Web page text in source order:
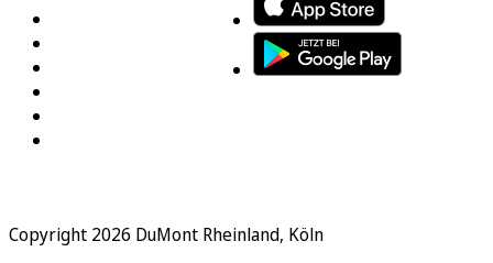
Copyright 2026 DuMont Rheinland, Köln